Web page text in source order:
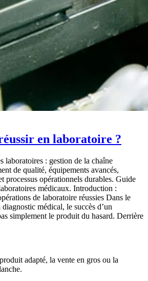
en laboratoire ?
laboratoires : gestion de la chaîne
de qualité, équipements avancés,
processus opérationnels durables. Guide
médicaux. Introduction :
de laboratoire réussies Dans le
médical, le succès d’un
simplement le produit du hasard. Derrière
adapté, la vente en gros ou la